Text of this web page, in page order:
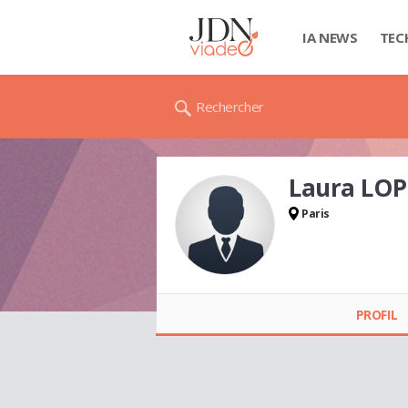
IA NEWS
Rechercher
Laura
Paris
PROFIL